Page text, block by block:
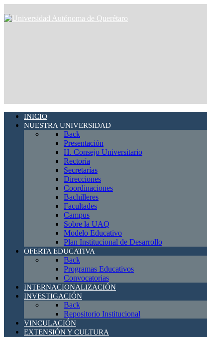
INICIO
NUESTRA UNIVERSIDAD
Back
Presentación
H. Consejo Universitario
Rectoría
Secretarías
Direcciones
Coordinaciones
Bachilleres
Facultades
Campus
Sobre la UAQ
Modelo Educativo
Plan Institucional de Desarrollo
OFERTA EDUCATIVA
Back
Programas Educativos
Convocatorias
INTERNACIONALIZACIÓN
INVESTIGACIÓN
Back
Repositorio Institucional
VINCULACIÓN
EXTENSIÓN Y CULTURA